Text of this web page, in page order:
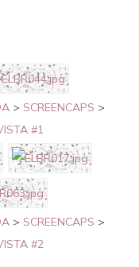
> SCREENCAPS >
#1
> SCREENCAPS >
#2